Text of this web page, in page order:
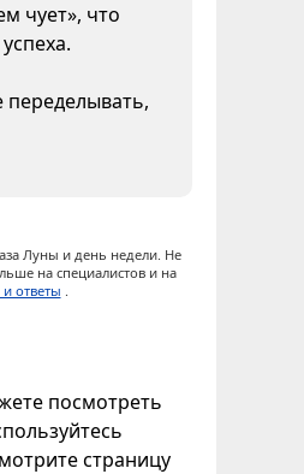
чует», что
переделывать,
Луны и день недели. Не
на специалистов и на
ответы .
посмотреть
страницу